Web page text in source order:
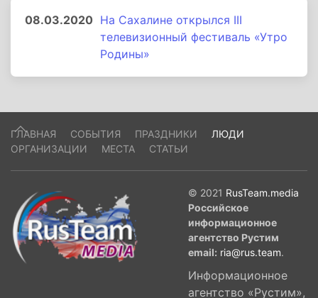
08.03.2020 На Сахалине открылся III
телевизионный фестиваль «Утро
Родины»
ГЛАВНАЯ СОБЫТИЯ ПРАЗДНИКИ
ЛЮДИ
ОРГАНИЗАЦИИ
МЕСТА СТАТЬИ
© 2021 RusTeam.media
Российское
информационное
агентство Рустим
email: ria@rus.team.
Информационное
агентство «Рустим»,